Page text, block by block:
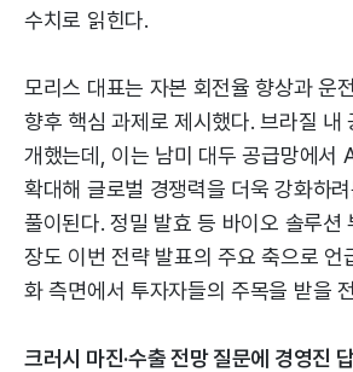
수치로 읽힌다.
모리스 대표는 자본 회전율 향상과 운
향후 핵심 과제로 제시했다. 브라질 내
개했는데, 이는 남미 대두 공급망에서
확대해 글로벌 경쟁력을 더욱 강화하
풀이된다. 정밀 발효 등 바이오 솔루션
장도 이번 전략 발표의 주요 축으로 언
화 측면에서 투자자들의 주목을 받을
크러시 마진·수출 전망 질문에 경영진